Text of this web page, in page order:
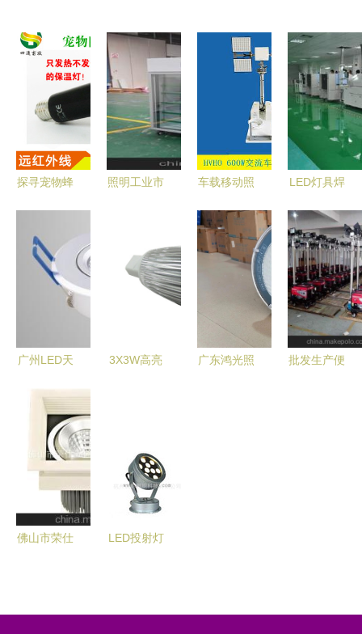
探寻宠物蜂
供应商的全
面解析
照明工业市
价格策略解
析
车载移动照
购指南、批
发价格与优
质厂家推荐
LED灯具焊
指南 价
格、批发与
厂家解析
广州LED天
南 如何找
到优质平价
的灯具厂家
3X3W高亮
照明解决方
案
广东鸿光照
批发生产便
佛山市荣仕
LED投射灯